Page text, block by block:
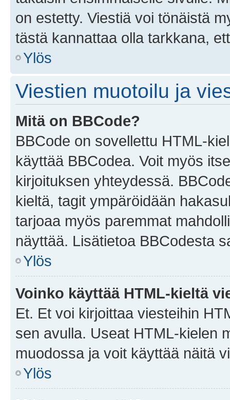
on estetty. Viestiä voi tönäistä
tästä kannattaa olla tarkkana,
Ylös
Viestien muotoilu ja
Mitä on BBCode?
BBCode on sovellettu HTML-
käyttää BBCodea. Voit myös
kirjoituksen yhteydessä.
kieltä, tagit ympäröidään
tarjoaa myös paremmat
näyttää. Lisätietoa BBCodesta
Ylös
Voinko käyttää HTML-kieltä
Et. Et voi kirjoittaa viesteihin
sen avulla. Useat HTML-kielen
muodossa ja voit käyttää näitä
Ylös